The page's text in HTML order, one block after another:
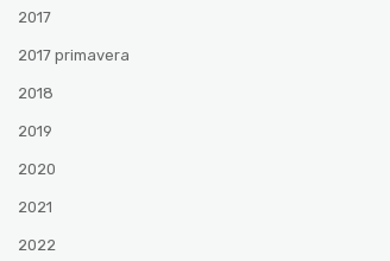
2017
2017 primavera
2018
2019
2020
2021
2022